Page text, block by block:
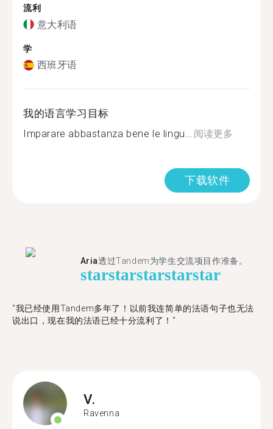
流利
意大利语
学
西班牙语
我的语言学习目标
Imparare abbastanza bene le lingu...阅读更多
下载软件
Aria透过Tandem为学生交流项目作准备。
starstarstarstarstar
"​​我已经使用Tandem多年了！以前我连简单的法语句子也无法
说出口，现在我的法语已经十分流利了！"
V.
Ravenna